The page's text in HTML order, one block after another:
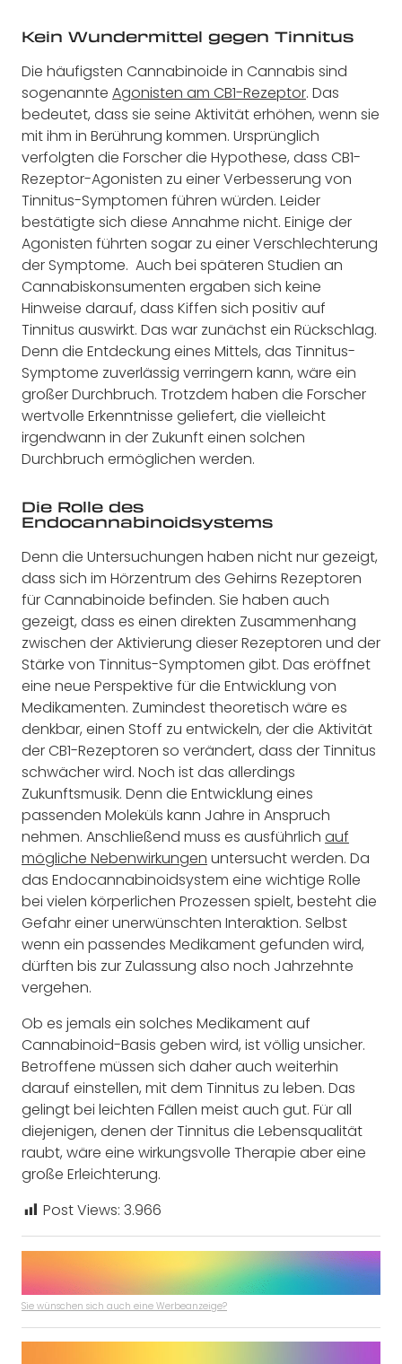
Kein Wundermittel gegen Tinnitus
Die häufigsten Cannabinoide in Cannabis sind
sogenannte Agonisten am CB1-Rezeptor. Das
bedeutet, dass sie seine Aktivität erhöhen, wenn sie
mit ihm in Berührung kommen. Ursprünglich
verfolgten die Forscher die Hypothese, dass CB1-
Rezeptor-Agonisten zu einer Verbesserung von
Tinnitus-Symptomen führen würden. Leider
bestätigte sich diese Annahme nicht. Einige der
Agonisten führten sogar zu einer Verschlechterung
der Symptome. Auch bei späteren Studien an
Cannabiskonsumenten ergaben sich keine
Hinweise darauf, dass Kiffen sich positiv auf
Tinnitus auswirkt. Das war zunächst ein Rückschlag.
Denn die Entdeckung eines Mittels, das Tinnitus-
Symptome zuverlässig verringern kann, wäre ein
großer Durchbruch. Trotzdem haben die Forscher
wertvolle Erkenntnisse geliefert, die vielleicht
irgendwann in der Zukunft einen solchen
Durchbruch ermöglichen werden.
Die Rolle des
Endocannabinoidsystems
Denn die Untersuchungen haben nicht nur gezeigt,
dass sich im Hörzentrum des Gehirns Rezeptoren
für Cannabinoide befinden. Sie haben auch
gezeigt, dass es einen direkten Zusammenhang
zwischen der Aktivierung dieser Rezeptoren und der
Stärke von Tinnitus-Symptomen gibt. Das eröffnet
eine neue Perspektive für die Entwicklung von
Medikamenten. Zumindest theoretisch wäre es
denkbar, einen Stoff zu entwickeln, der die Aktivität
der CB1-Rezeptoren so verändert, dass der Tinnitus
schwächer wird. Noch ist das allerdings
Zukunftsmusik. Denn die Entwicklung eines
passenden Moleküls kann Jahre in Anspruch
nehmen. Anschließend muss es ausführlich auf
mögliche Nebenwirkungen untersucht werden. Da
das Endocannabinoidsystem eine wichtige Rolle
bei vielen körperlichen Prozessen spielt, besteht die
Gefahr einer unerwünschten Interaktion. Selbst
wenn ein passendes Medikament gefunden wird,
dürften bis zur Zulassung also noch Jahrzehnte
vergehen.
Ob es jemals ein solches Medikament auf
Cannabinoid-Basis geben wird, ist völlig unsicher.
Betroffene müssen sich daher auch weiterhin
darauf einstellen, mit dem Tinnitus zu leben. Das
gelingt bei leichten Fällen meist auch gut. Für all
diejenigen, denen der Tinnitus die Lebensqualität
raubt, wäre eine wirkungsvolle Therapie aber eine
große Erleichterung.
Post Views: 3.966
Sie wünschen sich auch eine Werbeanzeige?